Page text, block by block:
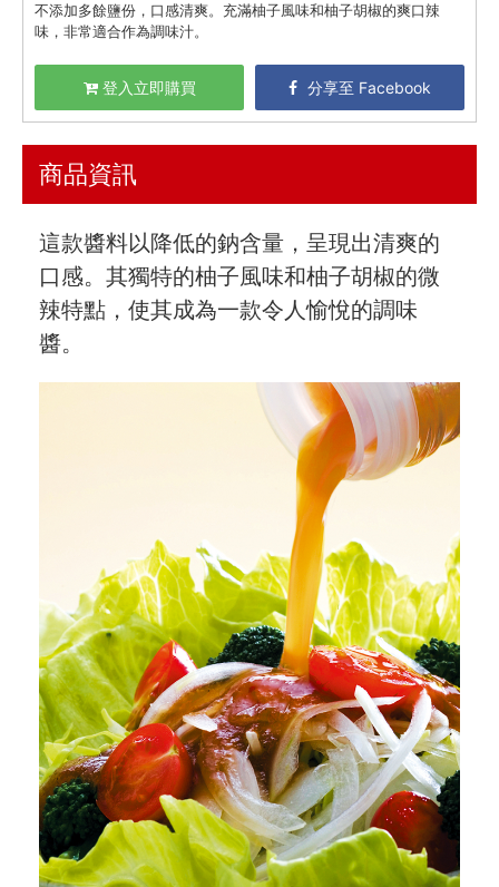
不添加多餘鹽份，口感清爽。充滿柚子風味和柚子胡椒的爽口辣
味，非常適合作為調味汁。
登入立即購買 分享至 Facebook
商品資訊
這款醬料以降低的鈉含量，呈現出清爽的
口感。其獨特的柚子風味和柚子胡椒的微
辣特點，使其成為一款令人愉悅的調味
醬。